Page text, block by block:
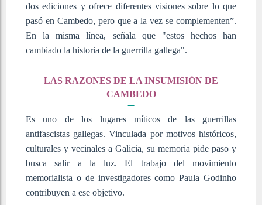
dos ediciones y ofrece diferentes visiones sobre lo que
pasó en Cambedo, pero que a la vez se complementen”.
En la misma línea, señala que "estos hechos han
cambiado la historia de la guerrilla gallega".
LAS RAZONES DE LA INSUMISIÓN DE
CAMBEDO
Es uno de los lugares míticos de las guerrillas
antifascistas gallegas. Vinculada por motivos históricos,
culturales y vecinales a Galicia, su memoria pide paso y
busca salir a la luz. El trabajo del movimiento
memorialista o de investigadores como Paula Godinho
contribuyen a ese objetivo.